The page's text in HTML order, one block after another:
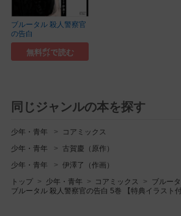
ブルータル 殺人警察官
の告白
無料㌽で読む
同じジャンルの本を探す
少年・青年 コアミックス
少年・青年 古賀慶（原作）
少年・青年 伊澤了（作画）
トップ 少年・青年 コアミックス
ブルー
ブルータル 殺人警察官の告白 5巻 【特典イラスト付